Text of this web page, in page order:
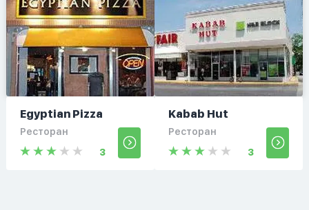
Egyptian Pizza
Ресторан
3
Kabab Hut
Ресторан
3